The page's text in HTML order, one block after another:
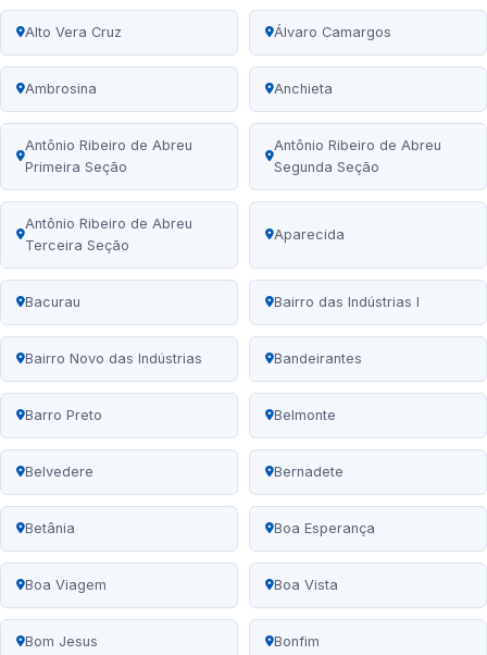
Alto Vera Cruz Álvaro Camargos
Ambrosina Anchieta
Antônio Ribeiro de Abreu
Primeira Seção
Antônio Ribeiro de Abreu
Segunda Seção
Antônio Ribeiro de Abreu
Terceira Seção
Aparecida
Bacurau Bairro das Indústrias I
Bairro Novo das Indústrias Bandeirantes
Barro Preto Belmonte
Belvedere Bernadete
Betânia Boa Esperança
Boa Viagem Boa Vista
Bom Jesus Bonfim